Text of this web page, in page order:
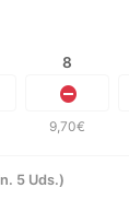
8
9,70€
5 Uds.)